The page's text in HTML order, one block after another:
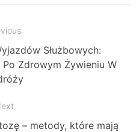
Służbowych:
Zdrowym Żywieniu W
– metody, które mają